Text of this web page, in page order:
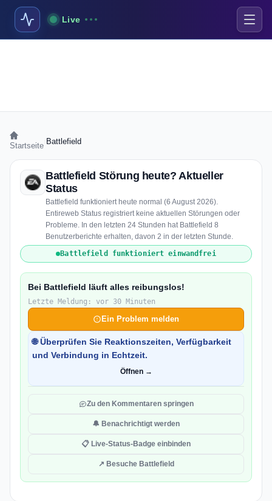
Live
Startseite Battlefield
Battlefield Störung heute? Aktueller
Status
Battlefield funktioniert heute normal (6 August 2026).
Entireweb Status registriert keine aktuellen Störungen oder
Probleme. In den letzten 24 Stunden hat Battlefield 8
Benutzerberichte erhalten, davon 2 in der letzten Stunde.
Battlefield funktioniert einwandfrei
Bei Battlefield läuft alles reibungslos!
Letzte Meldung: vor 30 Minuten
Ein Problem melden
🌐 Überprüfen Sie Reaktionszeiten, Verfügbarkeit
und Verbindung in Echtzeit.
Öffnen →
Zu den Kommentaren springen
🔔 Benachrichtigt werden
📋 Live-Status-Badge einbinden
↗ Besuche Battlefield